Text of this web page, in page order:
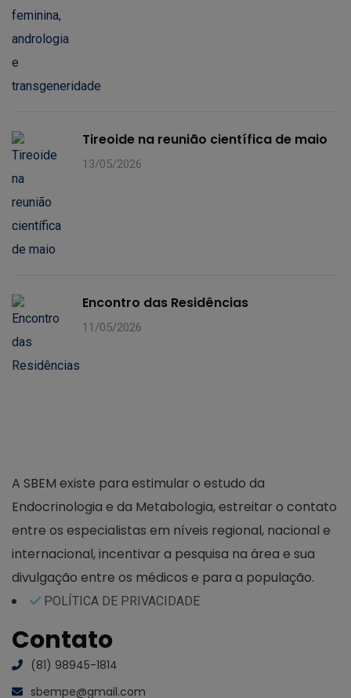
Tireoide na reunião científica de maio
13/05/2026
Encontro das Residências
11/05/2026
A SBEM existe para estimular o estudo da
Endocrinologia e da Metabologia, estreitar o contato
entre os especialistas em níveis regional, nacional e
internacional, incentivar a pesquisa na área e sua
divulgação entre os médicos e para a população.
POLÍTICA DE PRIVACIDADE
Contato
(81) 98945-1814
sbempe@gmail.com